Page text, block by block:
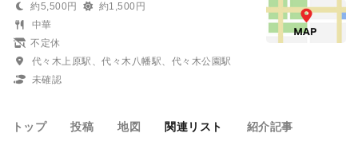
約5,500円
約1,500円
中華
不定休
代々木上原駅、代々木八幡駅、代々木公園駅
未確認
トップ 投稿 地図 関連リスト 紹介記事